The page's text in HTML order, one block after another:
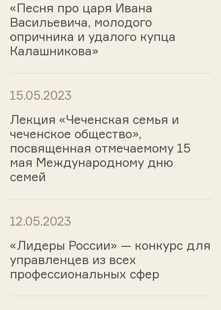
«Песня про царя Ивана
Васильевича, молодого
опричника и удалого купца
Калашникова»
15.05.2023
Лекция «Чеченская семья и
чеченское общество»,
посвященная отмечаемому 15
мая Международному дню
семей
12.05.2023
«Лидеры России» — конкурс для
управленцев из всех
профессиональных сфер